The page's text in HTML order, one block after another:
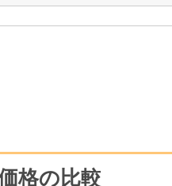
格の比較